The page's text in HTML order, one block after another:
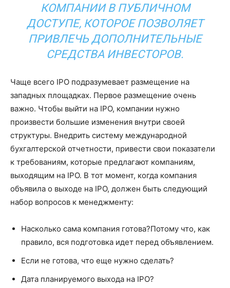
КОМПАНИИ В ПУБЛИЧНОМ
ДОСТУПЕ, КОТОРОЕ ПОЗВОЛЯЕТ
ПРИВЛЕЧЬ ДОПОЛНИТЕЛЬНЫЕ
СРЕДСТВА ИНВЕСТОРОВ.
Чаще всего IPO подразумевает размещение на
западных площадках. Первое размещение очень
важно. Чтобы выйти на IPO, компании нужно
произвести большие изменения внутри своей
структуры. Внедрить систему международной
бухгалтерской отчетности, привести свои показатели
к требованиям, которые предлагают компаниям,
выходящим на IPO. В тот момент, когда компания
объявила о выходе на IPO, должен быть следующий
набор вопросов к менеджменту:
Насколько сама компания готова?Потому что, как
правило, вся подготовка идет перед объявлением.
Если не готова, что еще нужно сделать?
Дата планируемого выхода на IPO?